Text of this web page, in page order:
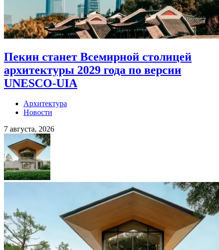
Пекин станет Всемирной столицей
архитектуры 2029 года по версии
UNESCO-UIA
Архитектура
Новости
7 августа, 2026